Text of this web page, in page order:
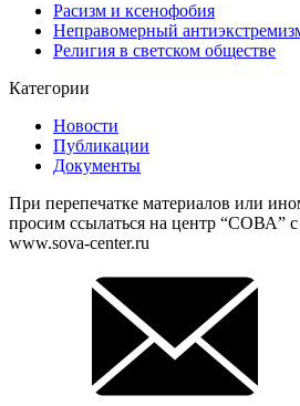
Расизм и ксенофобия
Неправомерный
Религия в светском обществе
Категории
Новости
Публикации
Документы
При перепечатке материалов или
просим ссылаться на центр “СОВА” с
www.sova-center.ru